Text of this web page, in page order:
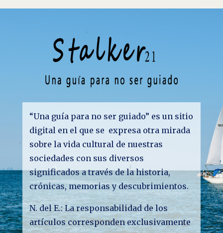
“Una guía para no ser guiado” es un sitio
digital en el que se expresa otra mirada
sobre la vida cultural de nuestras
sociedades con sus diversos
significados a través de la historia,
crónicas, memorias y descubrimientos.
N. del E.: La responsabilidad de los
artículos corresponden exclusivamente